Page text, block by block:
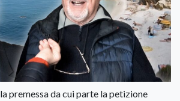
premessa da cui parte la petizione